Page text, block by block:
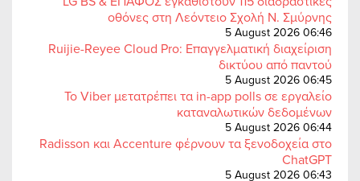
οθόνες στη Λεόντειο Σχολή Ν. Σμύρνης
5 August 2026 06:46
Ruijie-Reyee Cloud Pro: Επαγγελματική διαχείριση
δικτύου από παντού
5 August 2026 06:45
Το Viber μετατρέπει τα in-app polls σε εργαλείο
καταναλωτικών δεδομένων
5 August 2026 06:44
Radisson και Accenture φέρνουν τα ξενοδοχεία στο
ChatGPT
5 August 2026 06:43